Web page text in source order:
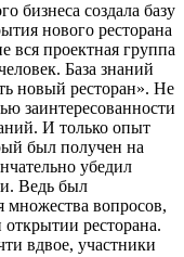
бизнеса создала базу
нового ресторана
вся проектная группа
База знаний
новый ресторан». Не
заинтересованности
И только опыт
был получен на
убедил
Ведь был
множества вопросов,
ресторана.
вдвое, участники